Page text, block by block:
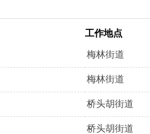
工作地点
梅林街道
梅林街道
桥头胡街道
桥头胡街道